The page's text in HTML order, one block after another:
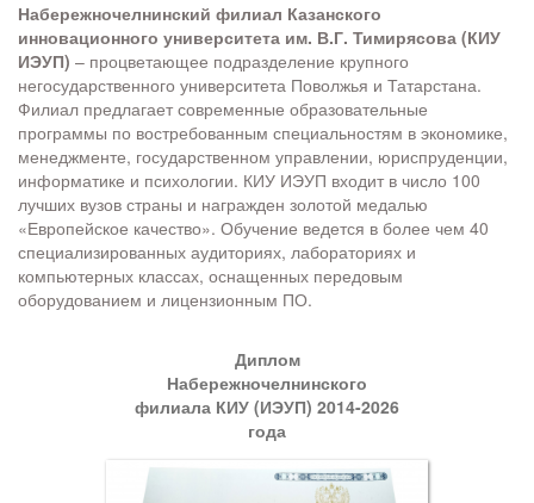
Набережночелнинский филиал Казанского
инновационного университета им. В.Г. Тимирясова (КИУ
ИЭУП) – процветающее подразделение крупного
негосударственного университета Поволжья и Татарстана.
Филиал предлагает современные образовательные
программы по востребованным специальностям в экономике,
менеджменте, государственном управлении, юриспруденции,
информатике и психологии. КИУ ИЭУП входит в число 100
лучших вузов страны и награжден золотой медалью
«Европейское качество». Обучение ведется в более чем 40
специализированных аудиториях, лабораториях и
компьютерных классах, оснащенных передовым
оборудованием и лицензионным ПО.
Диплом
Набережночелнинского
филиала КИУ (ИЭУП) 2014-2026
года